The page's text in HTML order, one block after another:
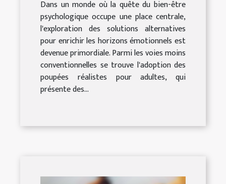
Dans un monde où la quête du bien-être
psychologique occupe une place centrale,
l'exploration des solutions alternatives
pour enrichir les horizons émotionnels est
devenue primordiale. Parmi les voies moins
conventionnelles se trouve l'adoption des
poupées réalistes pour adultes, qui
présente des...